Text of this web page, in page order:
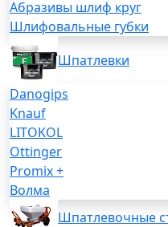
Абразивы шлиф круг
Шлифовальные губки
Шпатлевки
Danogips
Knauf
LITOKOL
Ottinger
Promix +
Волма
Шпатлевочные